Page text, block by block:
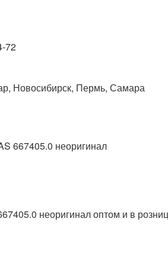
72
Новосибирск, Пермь, Самара
667405.0 неоригинал
неоригинал оптом и в